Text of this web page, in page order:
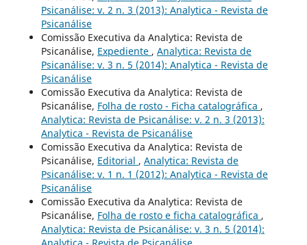
Psicanálise: v. 2 n. 3 (2013): Analytica - Revista de
Psicanálise
Comissão Executiva da Analytica: Revista de
Psicanálise, Expediente , Analytica: Revista de
Psicanálise: v. 3 n. 5 (2014): Analytica - Revista de
Psicanálise
Comissão Executiva da Analytica: Revista de
Psicanálise, Folha de rosto - Ficha catalográfica ,
Analytica: Revista de Psicanálise: v. 2 n. 3 (2013):
Analytica - Revista de Psicanálise
Comissão Executiva da Analytica: Revista de
Psicanálise, Editorial , Analytica: Revista de
Psicanálise: v. 1 n. 1 (2012): Analytica - Revista de
Psicanálise
Comissão Executiva da Analytica: Revista de
Psicanálise, Folha de rosto e ficha catalográfica ,
Analytica: Revista de Psicanálise: v. 3 n. 5 (2014):